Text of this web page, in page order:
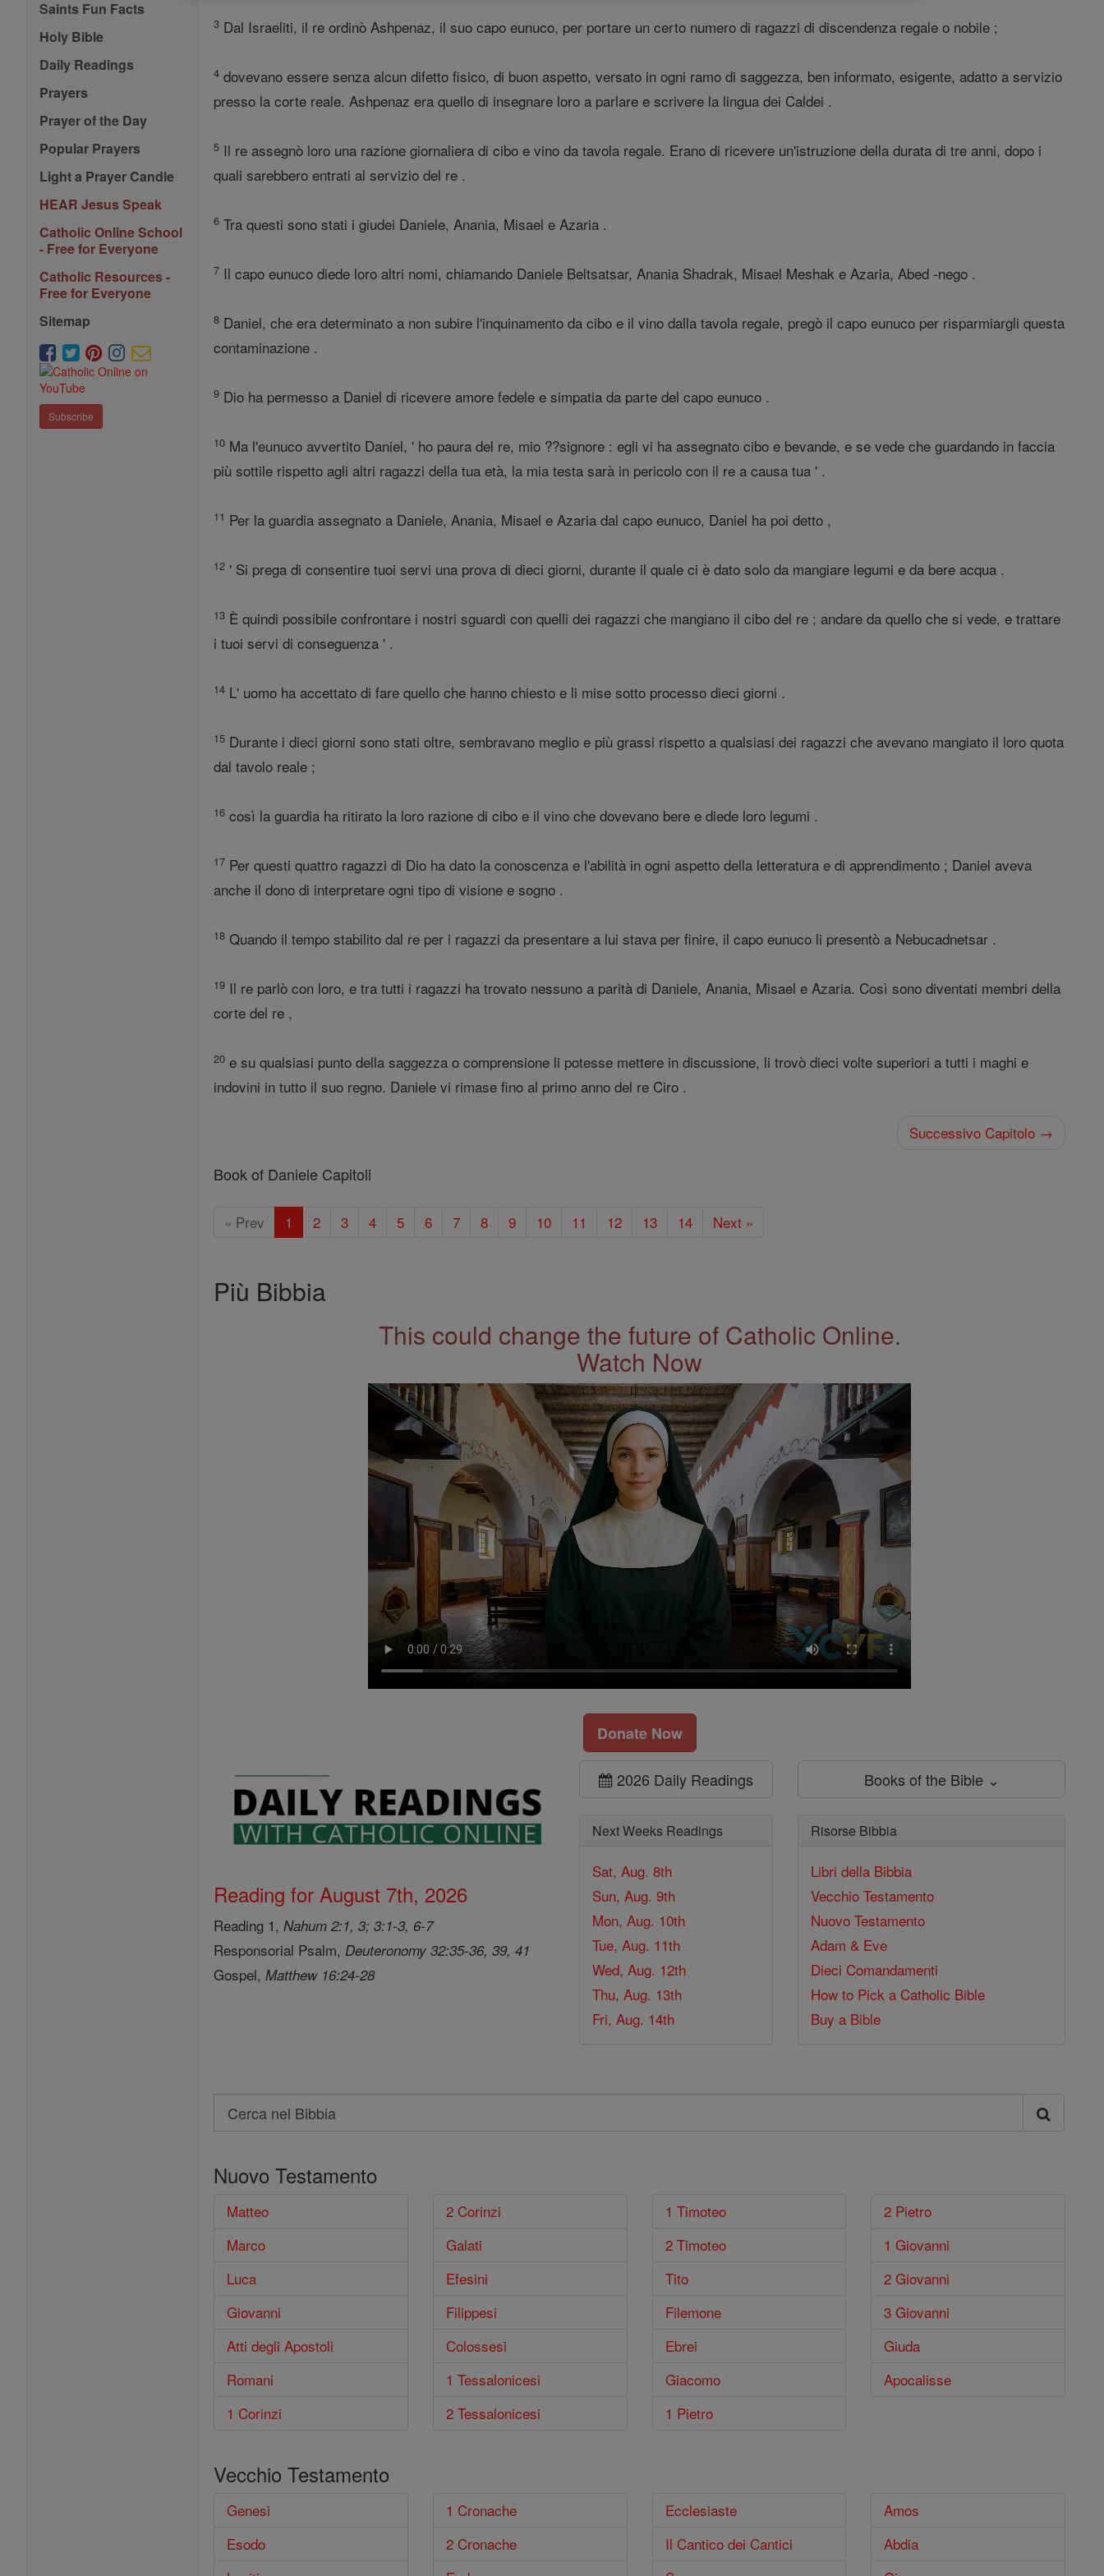
Saints Fun Facts
Holy Bible
Daily Readings
Prayers
Prayer of the Day
Popular Prayers
Light a Prayer Candle
HEAR Jesus Speak
Catholic Online School
- Free for Everyone
Catholic Resources -
Free for Everyone
Sitemap
Subscribe
3 Dal Israeliti, il re ordinò Ashpenaz, il suo capo eunuco, per portare un certo numero di ragazzi di discendenza regale o nobile ;
4 dovevano essere senza alcun difetto fisico, di buon aspetto, versato in ogni ramo di saggezza, ben informato, esigente, adatto a servizio
presso la corte reale. Ashpenaz era quello di insegnare loro a parlare e scrivere la lingua dei Caldei .
5 Il re assegnò loro una razione giornaliera di cibo e vino da tavola regale. Erano di ricevere un'istruzione della durata di tre anni, dopo i
quali sarebbero entrati al servizio del re .
6 Tra questi sono stati i giudei Daniele, Anania, Misael e Azaria .
7 Il capo eunuco diede loro altri nomi, chiamando Daniele Beltsatsar, Anania Shadrak, Misael Meshak e Azaria, Abed -nego .
8 Daniel, che era determinato a non subire l'inquinamento da cibo e il vino dalla tavola regale, pregò il capo eunuco per risparmiargli questa
contaminazione .
9 Dio ha permesso a Daniel di ricevere amore fedele e simpatia da parte del capo eunuco .
10 Ma l'eunuco avvertito Daniel, ' ho paura del re, mio ??signore : egli vi ha assegnato cibo e bevande, e se vede che guardando in faccia
più sottile rispetto agli altri ragazzi della tua età, la mia testa sarà in pericolo con il re a causa tua ' .
11 Per la guardia assegnato a Daniele, Anania, Misael e Azaria dal capo eunuco, Daniel ha poi detto ,
12 ' Si prega di consentire tuoi servi una prova di dieci giorni, durante il quale ci è dato solo da mangiare legumi e da bere acqua .
13 È quindi possibile confrontare i nostri sguardi con quelli dei ragazzi che mangiano il cibo del re ; andare da quello che si vede, e trattare
i tuoi servi di conseguenza ' .
14 L' uomo ha accettato di fare quello che hanno chiesto e li mise sotto processo dieci giorni .
15 Durante i dieci giorni sono stati oltre, sembravano meglio e più grassi rispetto a qualsiasi dei ragazzi che avevano mangiato il loro quota
dal tavolo reale ;
16 così la guardia ha ritirato la loro razione di cibo e il vino che dovevano bere e diede loro legumi .
17 Per questi quattro ragazzi di Dio ha dato la conoscenza e l'abilità in ogni aspetto della letteratura e di apprendimento ; Daniel aveva
anche il dono di interpretare ogni tipo di visione e sogno .
18 Quando il tempo stabilito dal re per i ragazzi da presentare a lui stava per finire, il capo eunuco li presentò a Nebucadnetsar .
19 Il re parlò con loro, e tra tutti i ragazzi ha trovato nessuno a parità di Daniele, Anania, Misael e Azaria. Così sono diventati membri della
corte del re ,
20 e su qualsiasi punto della saggezza o comprensione li potesse mettere in discussione, li trovò dieci volte superiori a tutti i maghi e
indovini in tutto il suo regno. Daniele vi rimase fino al primo anno del re Ciro .
Successivo Capitolo →
Book of Daniele Capitoli
« Prev 1 2 3 4 5 6 7 8 9 10 11 12 13 14 Next »
Più Bibbia
This could change the future of Catholic Online.
Watch Now
Donate Now
Reading for August 7th, 2026
Reading 1,Nahum 2:1, 3; 3:1-3, 6-7
Responsorial Psalm, Deuteronomy 32:35-36, 39, 41
Gospel,Matthew 16:24-28
2026 Daily Readings
Next Weeks Readings
Sat, Aug. 8th
Sun, Aug. 9th
Mon, Aug. 10th
Tue, Aug. 11th
Wed, Aug. 12th
Thu, Aug. 13th
Fri, Aug. 14th
Books of the Bible ⌄
Risorse Bibbia
Libri della Bibbia
Vecchio Testamento
Nuovo Testamento
Adam & Eve
Dieci Comandamenti
How to Pick a Catholic Bible
Buy a Bible
Search
Cerca
Bibbia
Nuovo Testamento
Matteo
Marco
Luca
Giovanni
Atti degli Apostoli
Romani
1 Corinzi
2 Corinzi
Galati
Efesini
Filippesi
Colossesi
1 Tessalonicesi
2 Tessalonicesi
1 Timoteo
2 Timoteo
Tito
Filemone
Ebrei
Giacomo
1 Pietro
2 Pietro
1 Giovanni
2 Giovanni
3 Giovanni
Giuda
Apocalisse
Vecchio Testamento
Genesi
Esodo
1 Cronache
2 Cronache
Ecclesiaste
Il Cantico dei Cantici
Amos
Abdia